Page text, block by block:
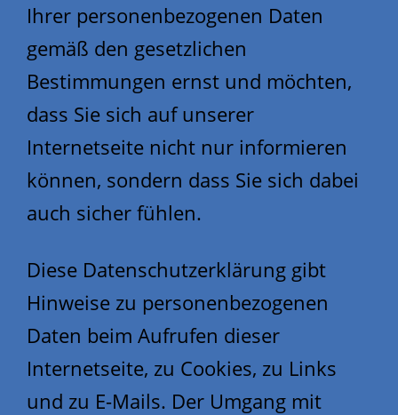
Ihrer personenbezogenen Daten
gemäß den gesetzlichen
Bestimmungen ernst und möchten,
dass Sie sich auf unserer
Internetseite nicht nur informieren
können, sondern dass Sie sich dabei
auch sicher fühlen.
Diese Datenschutzerklärung gibt
Hinweise zu personenbezogenen
Daten beim Aufrufen dieser
Internetseite, zu Cookies, zu Links
und zu E-Mails. Der Umgang mit